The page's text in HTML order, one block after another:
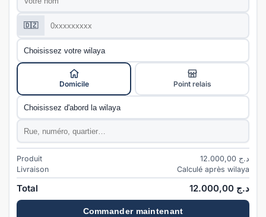
Téléphone
🇩🇿
Wilaya
Mode de livraison
Domicile
Point relais
Commune
Adresse
Produit د.ج
Livraison
Calculé après wilaya
Total د.ج
Commander maintenant